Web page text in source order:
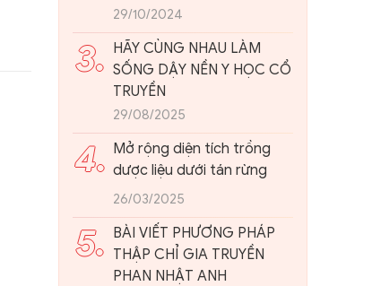
29/10/2024
3. HÃY CÙNG NHAU LÀM
SỐNG DẬY NỀN Y HỌC CỔ
TRUYỀN
29/08/2025
4. Mở rộng diện tích trồng
dược liệu dưới tán rừng
26/03/2025
5. BÀI VIẾT PHƯƠNG PHÁP
THẬP CHỈ GIA TRUYỀN
PHAN NHẬT ANH